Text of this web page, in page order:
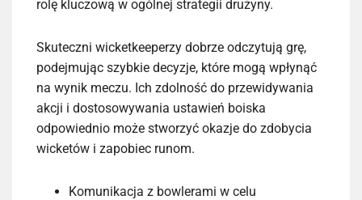
rolę kluczową w ogólnej strategii drużyny.
Skuteczni wicketkeeperzy dobrze odczytują grę,
podejmując szybkie decyzje, które mogą wpłynąć
na wynik meczu. Ich zdolność do przewidywania
akcji i dostosowywania ustawień boiska
odpowiednio może stworzyć okazje do zdobycia
wicketów i zapobiec runom.
Komunikacja z bowlerami w celu